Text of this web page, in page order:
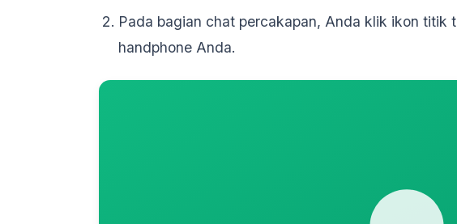
Pada bagian chat percakapan, Anda klik ikon titik
handphone Anda.